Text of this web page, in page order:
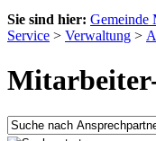
Sie sind hier: Gemeinde
Service > Verwaltung >